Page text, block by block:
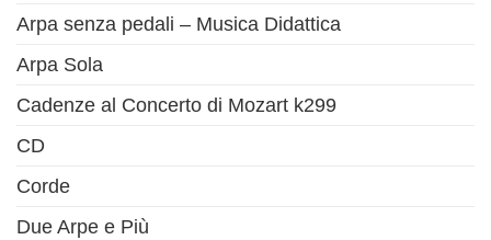
Arpa senza pedali – Musica Didattica
Arpa Sola
Cadenze al Concerto di Mozart k299
CD
Corde
Due Arpe e Più